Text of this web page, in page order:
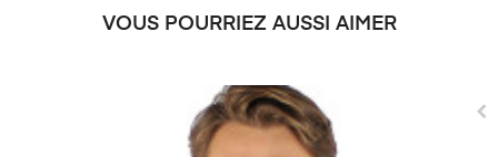
VOUS POURRIEZ AUSSI AIMER